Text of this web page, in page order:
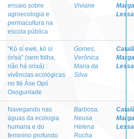
ensaio sobre
agroecologia e
permacultura na
escola pública
Viviane
Lessa
“Kò sí ewé, kò sí
òrìsà” (sem folha,
não há orixá) :
vivências ecológicas
no Ilé Àse Opó
Osogunlade
Gomes,
Verônica
Maria da
Silva
Lessa
Navegando nas
águas da ecologia
humana e do
feminino profundo
Barbosa,
Neusa
Helena
Rocha
Lessa